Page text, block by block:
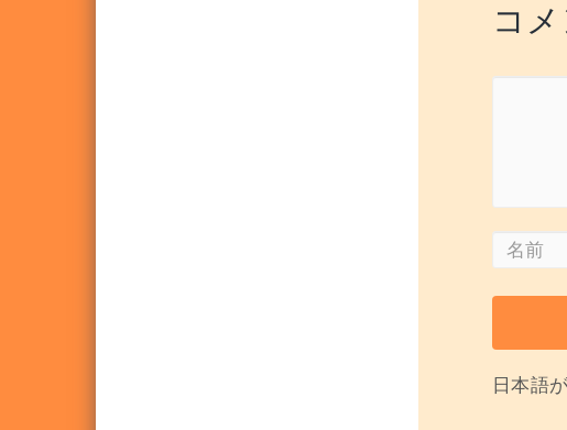
コ
日本語